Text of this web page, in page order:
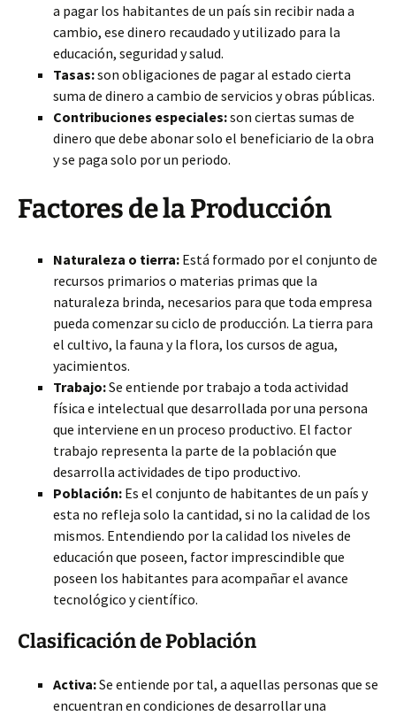
a pagar los habitantes de un país sin recibir nada a
cambio, ese dinero recaudado y utilizado para la
educación, seguridad y salud.
Tasas:son obligaciones de pagar al estado cierta
suma de dinero a cambio de servicios y obras públicas.
Contribuciones especiales:son ciertas sumas de
dinero que debe abonar solo el beneficiario de la obra
y se paga solo por un periodo.
Factores de la Producción
Naturaleza o tierra: Está formado por el conjunto de
recursos primarios o materias primas que la
naturaleza brinda, necesarios para que toda empresa
pueda comenzar su ciclo de producción. La tierra para
el cultivo, la fauna y la flora, los cursos de agua,
yacimientos.
Trabajo:Se entiende por trabajo a toda actividad
física e intelectual que desarrollada por una persona
que interviene en un proceso productivo. El factor
trabajo representa la parte de la población que
desarrolla actividades de tipo productivo.
Población: Es el conjunto de habitantes de un país y
esta no refleja solo la cantidad, si no la calidad de los
mismos. Entendiendo por la calidad los niveles de
educación que poseen, factor imprescindible que
poseen los habitantes para acompañar el avance
tecnológico y científico.
Clasificación de Población
Activa:Se entiende por tal, a aquellas personas que se
encuentran en condiciones de desarrollar una